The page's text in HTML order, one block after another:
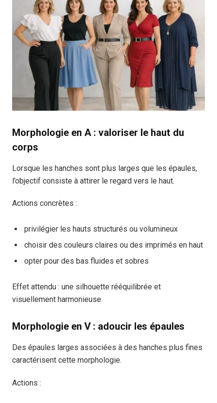
Morphologie en A : valoriser le haut du
corps
Lorsque les hanches sont plus larges que les épaules,
l’objectif consiste à attirer le regard vers le haut.
Actions concrètes :
privilégier les hauts structurés ou volumineux
choisir des couleurs claires ou des imprimés en haut
opter pour des bas fluides et sobres
Effet attendu : une silhouette rééquilibrée et
visuellement harmonieuse.
Morphologie en V : adoucir les épaules
Des épaules larges associées à des hanches plus fines
caractérisent cette morphologie.
Actions :